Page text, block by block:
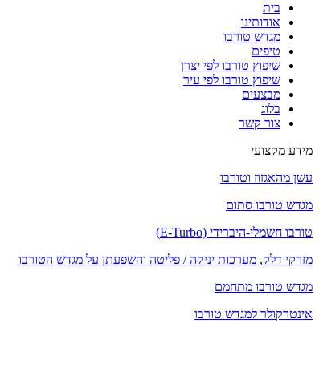
בית
אודותינו
מגדש טורבו
טיפים
שיפוץ טורבו לפי יצרן
שיפוץ טורבו לפי עיר
מבצעים
בלוג
צור קשר
מידע מקצועי
עשן מהאגזוז וטורבו
מגדש טורבו סתום
טורבו חשמלי-היברידי (E-Turbo)
מזרקי דלק, מערכות יניקה / פליטה והשפעתן על מגדש הטורבו
מגדש טורבו מתחמם
אינטרקולר למגדש טורבו